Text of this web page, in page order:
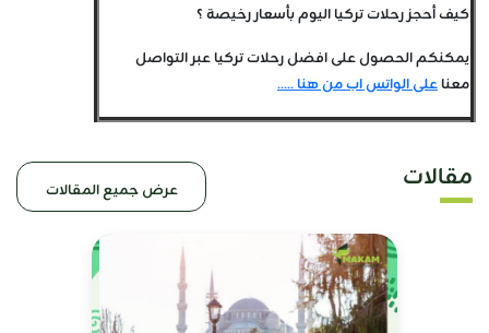
كيف أحجز رحلات تركيا اليوم بأسعار رخيصة ؟
يمكنكم الحصول على افضل رحلات تركيا عبر التواصل
معناعلى الواتس اب من هنا .....
مقالات عرض جميع المقالات